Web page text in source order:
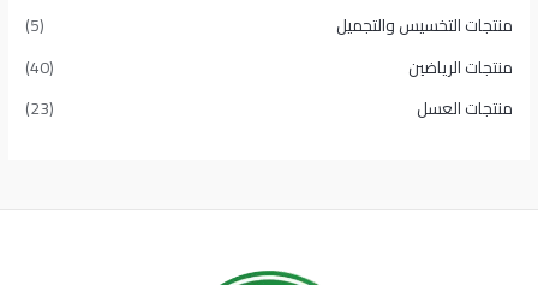
منتجات التخسيس والتجميل
(5)
منتجات الرياضين
(40)
منتجات العسل
(23)